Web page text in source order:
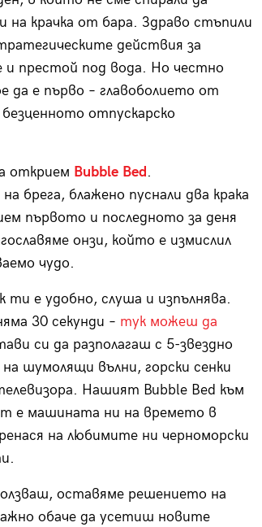
на крачка от бара. Здраво стъпили
действия за
и престой под вода. Но честно
да е първо – главоболието от
отпускарско
открием Bubble Bed.
брега, блажено пуснали два крака
първото и последното за деня
онзи, който е измислил
чудо.
ти е удобно, слуша и изпълнява.
30 секунди – тук можеш да
си да разполагаш с 5-звездно
шумолящи вълни, горски сенки
Нашият Bubble Bed към
е машината ни на времето в
на любимите ни черноморски
оставяме решението на
обаче да усетиш новите